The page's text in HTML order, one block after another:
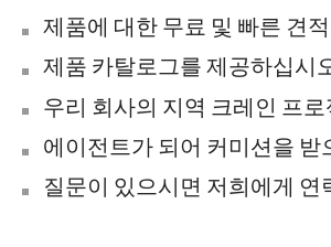
제품에 대한 무료 및 빠른 견
제품 카탈로그를 제공하십시
우리 회사의 지역 크레인 프
에이전트가 되어 커미션을 받
질문이 있으시면 저희에게 연